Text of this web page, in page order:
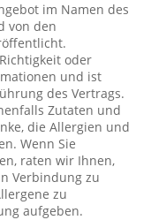
im Namen des
von den
oder
und ist
des Vertrags.
Zutaten und
die Allergien und
Wenn Sie
raten wir Ihnen,
Verbindung zu
zu
aufgeben.